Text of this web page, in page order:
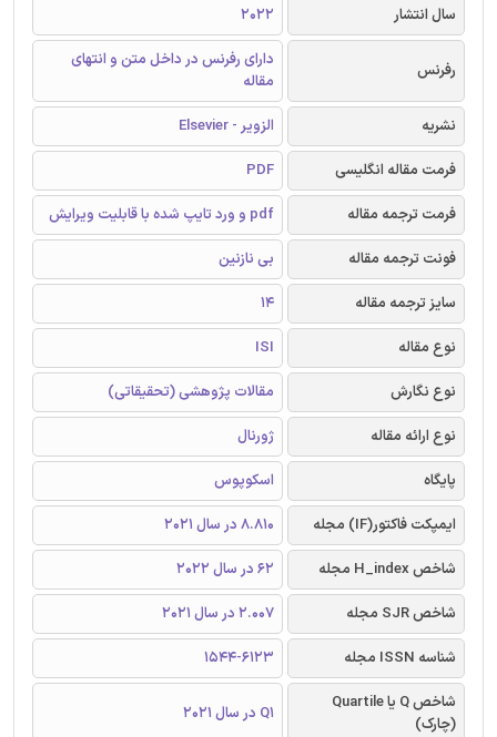
سال انتشار
2022
رفرنس
دارای رفرنس در داخل متن و انتهای
مقاله
نشریه
الزویر - Elsevier
فرمت مقاله انگلیسی
PDF
فرمت ترجمه مقاله
pdf و ورد تایپ شده با قابلیت ویرایش
فونت ترجمه مقاله
بی نازنین
سایز ترجمه مقاله
14
نوع مقاله
ISI
نوع نگارش
مقالات پژوهشی (تحقیقاتی)
نوع ارائه مقاله
ژورنال
پایگاه
اسکوپوس
ایمپکت فاکتور(IF) مجله
8.810 در سال 2021
شاخص H_index مجله
62 در سال 2022
شاخص SJR مجله
2.007 در سال 2021
شناسه ISSN مجله
1544-6123
شاخص Q یا Quartile
(چارک)
Q1 در سال 2021